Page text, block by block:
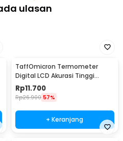
ulasan
TaffOmicron Termometer
Digital LCD Akurasi Tinggi
Beeper Oral Ketiak - KT-DT4B
Rp11.700
Rp26.900 57%
+ Keranjang